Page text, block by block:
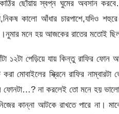
ছোঁয়ায় স্বপ্ন ঘুমের অবসান
কালো আঁধার চারপাশে,যদিও
মনে হয় আজকের রাতের মতোই
১২টা পেড়িয়ে যায় কিন্তু রাফির
করা মোবাইলের স্ক্রিনে রাফির
ফোনটা…? না করলেই তো মনে হয়
কান্না আটকে রাখতে পারে না।